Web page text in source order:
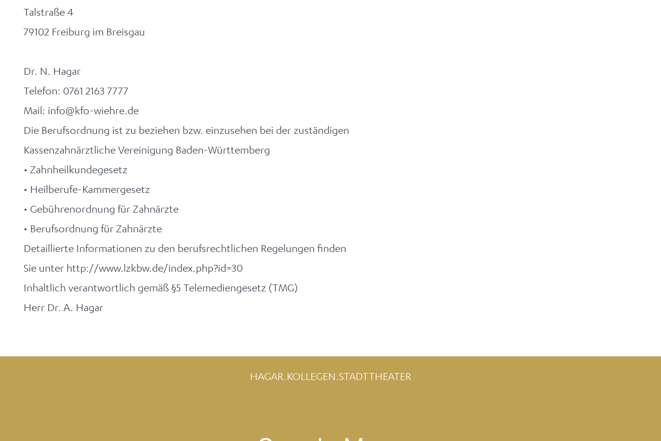
Talstraße 4
79102 Freiburg im Breisgau
Dr. N. Hagar
Telefon: 0761 2163 7777
Mail: info@kfo-wiehre.de
Die Berufsordnung ist zu beziehen bzw. einzusehen bei der zuständigen
Kassenzahnärztliche Vereinigung Baden-Württemberg
• Zahnheilkundegesetz
• Heilberufe-Kammergesetz
• Gebührenordnung für Zahnärzte
• Berufsordnung für Zahnärzte
Detaillierte Informationen zu den berufsrechtlichen Regelungen finden
Sie unter http://www.lzkbw.de/index.php?id=30
Inhaltlich verantwortlich gemäß §5 Telemediengesetz (TMG)
Herr Dr. A. Hagar
HAGAR.KOLLEGEN.STADTTHEATER